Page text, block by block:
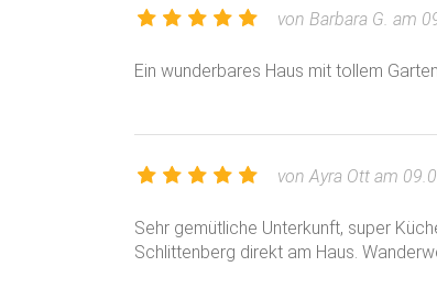
von Barbara G. am
Ein wunderbares Haus mit tollem
von Ayra Ott am
Sehr gemütliche Unterkunft, super
Schlittenberg direkt am Haus.